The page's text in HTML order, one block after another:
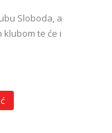
Sloboda, a
te će i